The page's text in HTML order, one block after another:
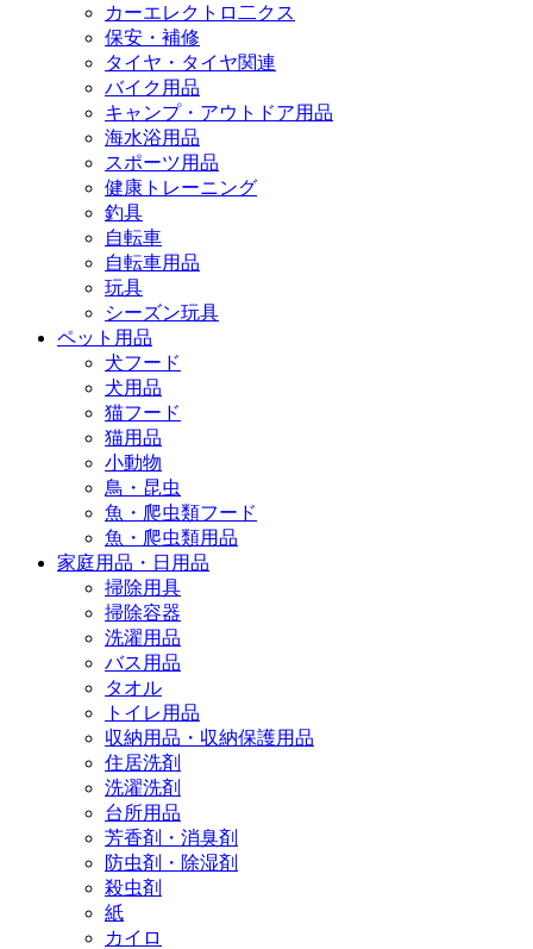
カーエレクトロ二クス
保安・補修
タイヤ・タイヤ関連
バイク用品
キャンプ・アウトドア用品
海水浴用品
スポーツ用品
健康トレーニング
釣具
自転車
自転車用品
玩具
シーズン玩具
ペット用品
犬フード
犬用品
猫フード
猫用品
小動物
鳥・昆虫
魚・爬虫類フード
魚・爬虫類用品
家庭用品・日用品
掃除用具
掃除容器
洗濯用品
バス用品
タオル
トイレ用品
収納用品・収納保護用品
住居洗剤
洗濯洗剤
台所用品
芳香剤・消臭剤
防虫剤・除湿剤
殺虫剤
紙
カイロ